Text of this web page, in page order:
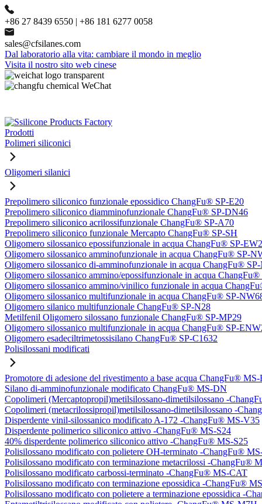
+86 27 8439 6550 | +86 181 6277 0058
sales@cfsilanes.com
Dal laboratorio alla vita: cambiare il mondo in meglio
Visita il nostro sito web cinese
Prodotti
Polimeri siliconici
Oligomeri silanici
Prepolimero siliconico funzionale epossidico ChangFu® SP-E20
Prepolimero siliconico diamminofunzionale ChangFu® SP-DN46
Prepolimero siliconico acrilossifunzionale ChangFu® SP-A70
Prepolimero siliconico funzionale Mercapto ChangFu® SP-SH
Oligomero silossanico epossifunzionale in acqua ChangFu® SP-
Oligomero silossanico amminofunzionale in acqua ChangFu® SP-
Oligomero silossanico di-amminofunzionale in acqua ChangFu®
Oligomero silossanico ammino/epossifunzionale in acqua
Oligomero silossanico ammino/vinilico funzionale in acqua
Oligomero silossanico multifunzionale in acqua ChangFu® SP-
Oligomero silanico multifunzionale ChangFu® SP-N28
Metilfenil Oligomero silossano funzionale ChangFu® SP-MP29
Oligomero silossanico multifunzionale in acqua ChangFu® SP-
Oligomero esadeciltrimetossisilano ChangFu® SP-C1632
Polisilossani modificati
Promotore di adesione del rivestimento a base acqua ChangFu® MS-
Silano di-amminofunzionale modificato ChangFu® MS-DN
Copolimeri (Mercaptopropil)metilsilossano-dimetilsilossano -
Copolimeri (metacrilossipropil)metilsilossano-dimetilsilossano -
Disperdente vinil-silossanico modificato A-172 -ChangFu® MS-V35
Disperdente polimerico siliconico attivo -ChangFu® MS-S24
40% disperdente polimerico siliconico attivo -ChangFu® MS-S25
Polisilossano modificato con polietere OH-terminato -ChangFu®
Polisilossano modificato con terminazione metacrilossi -ChangFu®
Polisilossano modificato carbossi-terminato -ChangFu® MS-CAT
Polisilossano modificato con terminazione epossidica -ChangFu®
Polisilossano modificato con polietere a terminazione epossidica -